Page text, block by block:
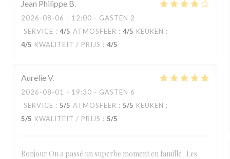
Jean Philippe B
2026-08-06 - 12:00 - GASTEN 2
SERVICE : 4/5 ATMOSFEER : 4/5 KEUKEN :
4/5 KWALITEIT / PRIJS : 4/5
AurelieV
2026-08-01 - 19:30 - GASTEN 6
SERVICE : 5/5 ATMOSFEER : 5/5 KEUKEN :
5/5 KWALITEIT / PRIJS : 5/5
Bonjour On a passé un superbe moment en famille . Les